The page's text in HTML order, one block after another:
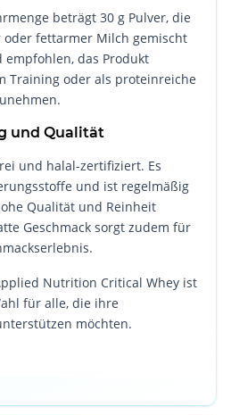
beträgt 30 g Pulver, die
oder fettarmer Milch gemischt
das Produkt
Training oder als proteinreiche
und Qualität
und halal-zertifiziert. Es
und ist regelmäßig
Qualität und Reinheit
Geschmack sorgt zudem für
Nutrition Critical Whey ist
für alle, die ihre
möchten.